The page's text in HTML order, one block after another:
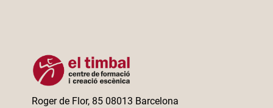
Roger de Flor, 85 08013 Barcelona